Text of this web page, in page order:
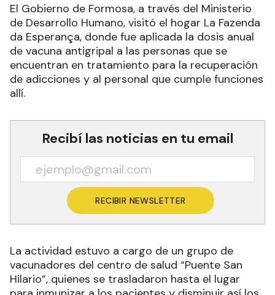
El Gobierno de Formosa, a través del Ministerio
de Desarrollo Humano, visitó el hogar La Fazenda
da Esperança, donde fue aplicada la dosis anual
de vacuna antigripal a las personas que se
encuentran en tratamiento para la recuperación
de adicciones y al personal que cumple funciones
allí.
Recibí las noticias en tu email
RECIBIR NEWSLETTER
La actividad estuvo a cargo de un grupo de
vacunadores del centro de salud “Puente San
Hilario”, quienes se trasladaron hasta el lugar